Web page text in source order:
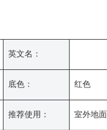
英文名：
底色： 红色
推荐使用： 室外地面